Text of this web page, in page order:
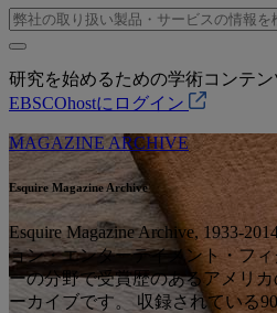
研究を始めるための学術コンテ
EBSCOhostにログイン
MAGAZINE ARCHIVE
Esquire Magazine Archive
Esquire Magazine Archive, 1933-
ョン・エンターテイメント・フ
ーの分野で受賞歴のあるアメリ
ーカイブです。 収録されている